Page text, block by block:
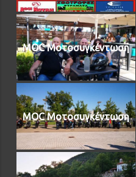
MOC Μοτοσυγκέντωση
MOC Μοτοσυγκέντωση